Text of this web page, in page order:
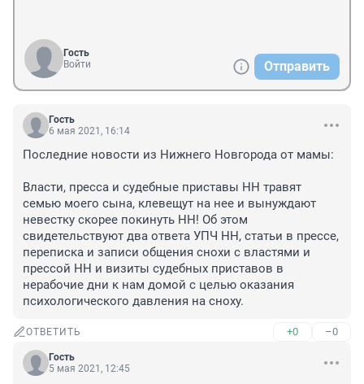
Гость
Войти
Отправить
Гость
6 мая 2021, 16:14
Последние новости из Нижнего Новгорода от мамы:
Власти, пресса и судебные приставы НН травят
семью моего сына, клевещут на нее и вынуждают
невестку скорее покинуть НН! Об этом
свидетельствуют два ответа УПЧ НН, статьи в прессе,
переписка и записи общения снохи с властями и
прессой НН и визиты судебных приставов в
нерабочие дни к нам домой с целью оказания
психологического давления на сноху.
ОТВЕТИТЬ +0 –0
Гость
5 мая 2021, 12:45